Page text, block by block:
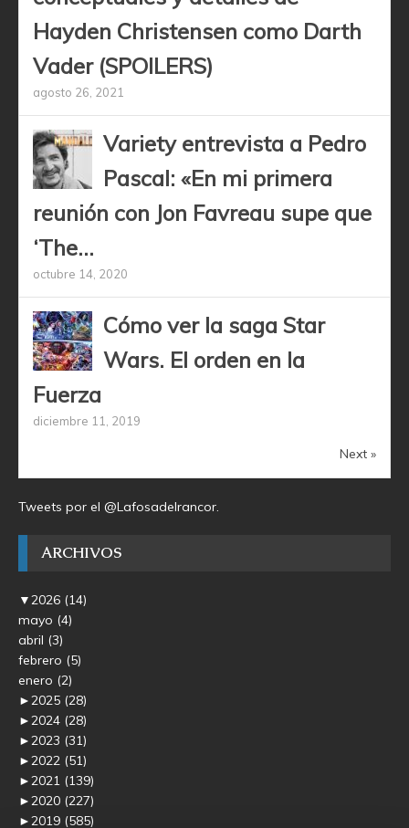
Hayden Christensen como Darth
Vader (SPOILERS)
agosto 26, 2021
Variety entrevista a Pedro
Pascal: «En mi primera
reunión con Jon Favreau supe que
‘The...
octubre 14, 2020
Cómo ver la saga Star
Wars. El orden en la
Fuerza
diciembre 11, 2019
Next »
Tweets por el @Lafosadelrancor.
ARCHIVOS
▼2026 (14)
mayo (4)
abril (3)
febrero (5)
enero (2)
►2025 (28)
►2024 (28)
►2023 (31)
►2022 (51)
►2021 (139)
►2020 (227)
►2019 (585)